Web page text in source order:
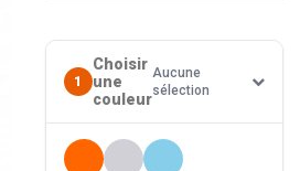
1
Choisir
une
couleur
Aucune
sélection